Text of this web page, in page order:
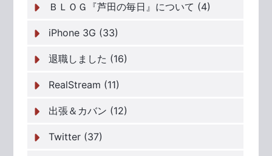
ＢＬＯＧ『芦田の毎日』について (4)
iPhone 3G (33)
退職しました (16)
RealStream (11)
出張＆カバン (12)
Twitter (37)